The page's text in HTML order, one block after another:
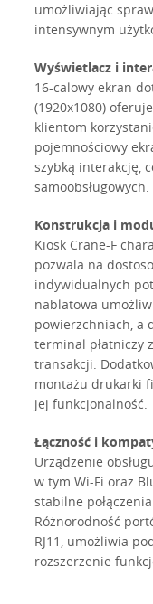
umożliwiając
intensywnym
Wyświetlacz i
16-calowy ekran
(1920x1080)
klientom
pojemnościowy
szybką interakcję,
samoobsługowych.
Konstrukcja i
Kiosk Crane-F
pozwala na
indywidualnych
nablatowa
powierzchniach, a
terminal płatniczy
transakcji.
montażu drukarki
jej funkcjonalność.
Łączność i
Urządzenie
w tym Wi-Fi oraz
stabilne
Różnorodność
RJ11, umożliwia
rozszerzenie